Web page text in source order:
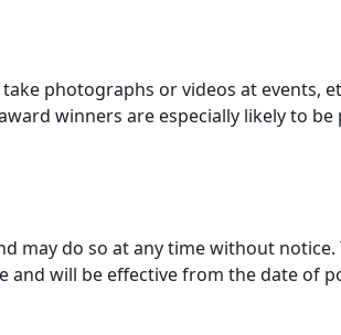
photographs or videos at events,
winners are especially likely to
may do so at any time without
and will be effective from the date of